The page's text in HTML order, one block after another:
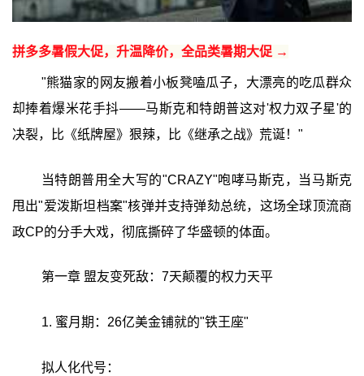
拼多多暑假大促，升温降价，全品类暑期大促 →
"熊猫家的网友搬着小板凳嗑瓜子，大漂亮的吃瓜群众
却捧着爆米花手抖——马斯克和特朗普这对'权力双子星'的
决裂，比《纸牌屋》狠辣，比《继承之战》荒诞！"
当特朗普用全大写的"CRAZY"咆哮马斯克，当马斯克
甩出"爱泼斯坦档案"核弹并支持弹劾总统，这场全球顶流商
政CP的分手大戏，彻底撕碎了华盛顿的体面。
第一章 盟友变死敌：7天颠覆的权力天平
1. 蜜月期：26亿美金铺就的"铁王座"
拟人化代号：